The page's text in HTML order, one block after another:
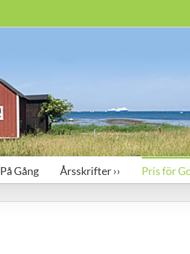
På Gång Årsskrifter ››
Pris för